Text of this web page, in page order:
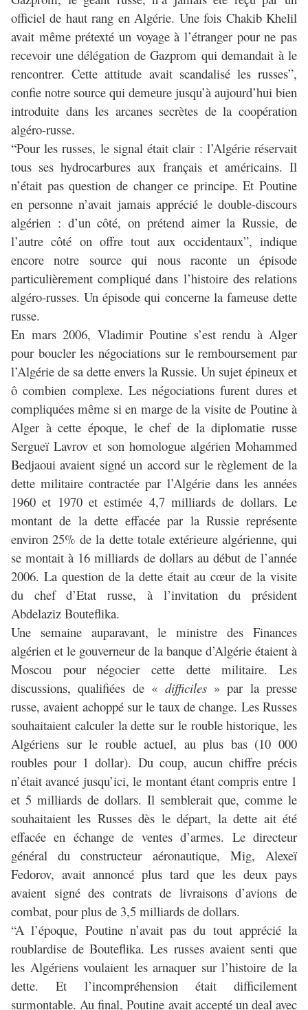
officiel de haut rang en Algérie. Une fois Chakib Khelil
avait même prétexté un voyage à l’étranger pour ne pas
recevoir une délégation de Gazprom qui demandait à le
rencontrer. Cette attitude avait scandalisé les russes”,
confie notre source qui demeure jusqu’à aujourd’hui bien
introduite dans les arcanes secrètes de la coopération
algéro-russe.
“Pour les russes, le signal était clair : l’Algérie réservait
tous ses hydrocarbures aux français et américains. Il
n’était pas question de changer ce principe. Et Poutine
en personne n’avait jamais apprécié le double-discours
algérien : d’un côté, on prétend aimer la Russie, de
l’autre côté on offre tout aux occidentaux”, indique
encore notre source qui nous raconte un épisode
particulièrement compliqué dans l’histoire des relations
algéro-russes. Un épisode qui concerne la fameuse dette
russe.
En mars 2006, Vladimir Poutine s’est rendu à Alger
pour boucler les négociations sur le remboursement par
l’Algérie de sa dette envers la Russie. Un sujet épineux et
ô combien complexe. Les négociations furent dures et
compliquées même si en marge de la visite de Poutine à
Alger à cette époque, le chef de la diplomatie russe
Sergueï Lavrov et son homologue algérien Mohammed
Bedjaoui avaient signé un accord sur le règlement de la
dette militaire contractée par l’Algérie dans les années
1960 et 1970 et estimée 4,7 milliards de dollars. Le
montant de la dette effacée par la Russie représente
environ 25% de la dette totale extérieure algérienne, qui
se montait à 16 milliards de dollars au début de l’année
2006. La question de la dette était au cœur de la visite
du chef d’Etat russe, à l’invitation du président
Abdelaziz Bouteflika.
Une semaine auparavant, le ministre des Finances
algérien et le gouverneur de la banque d’Algérie étaient à
Moscou pour négocier cette dette militaire. Les
discussions, qualifiées de « difficiles» par la presse
russe, avaient achoppé sur le taux de change. Les Russes
souhaitaient calculer la dette sur le rouble historique, les
Algériens sur le rouble actuel, au plus bas (10 000
roubles pour 1 dollar). Du coup, aucun chiffre précis
n’était avancé jusqu’ici, le montant étant compris entre 1
et 5 milliards de dollars. Il semblerait que, comme le
souhaitaient les Russes dès le départ, la dette ait été
effacée en échange de ventes d’armes. Le directeur
général du constructeur aéronautique, Mig, Alexeï
Fedorov, avait annoncé plus tard que les deux pays
avaient signé des contrats de livraisons d’avions de
combat, pour plus de 3,5 milliards de dollars.
“A l’époque, Poutine n’avait pas du tout apprécié la
roublardise de Bouteflika. Les russes avaient senti que
les Algériens voulaient les arnaquer sur l’histoire de la
dette. Et l’incompréhension était difficilement
surmontable. Au final, Poutine avait accepté un deal avec